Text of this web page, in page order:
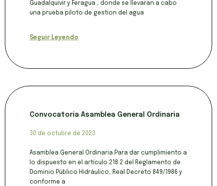
Guadalquivir y Feragua , donde se llevaran a cabo
una prueba piloto de gestion del agua
Seguir Leyendo
Convocatoria Asamblea General Ordinaria
30 de octubre de 2023
Asamblea General Ordinaria Para dar cumplimiento a
lo dispuesto en el artículo 218.2 del Reglamento de
Dominio Público Hidráulico, Real Decreto 849/1986 y
conforme a